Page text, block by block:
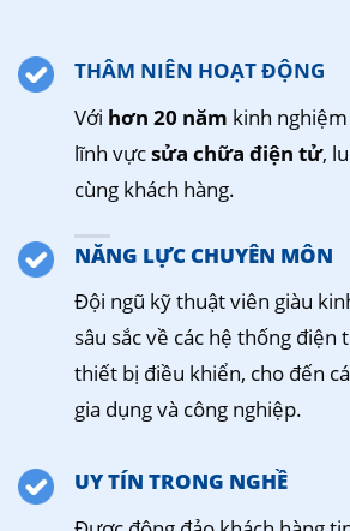
THÂM NIÊN HOẠT ĐỘNG
Với hơn 20 năm kinh
lĩnh vựcsửa chữa điện tử,
cùng khách hàng.
NĂNG LỰC CHUYÊN MÔN
Đội ngũ kỹ thuật viên giàu
sâu sắc về các hệ thống điện
thiết bị điều khiển, cho đến
gia dụng và công nghiệp.
UY TÍN TRONG NGHỀ